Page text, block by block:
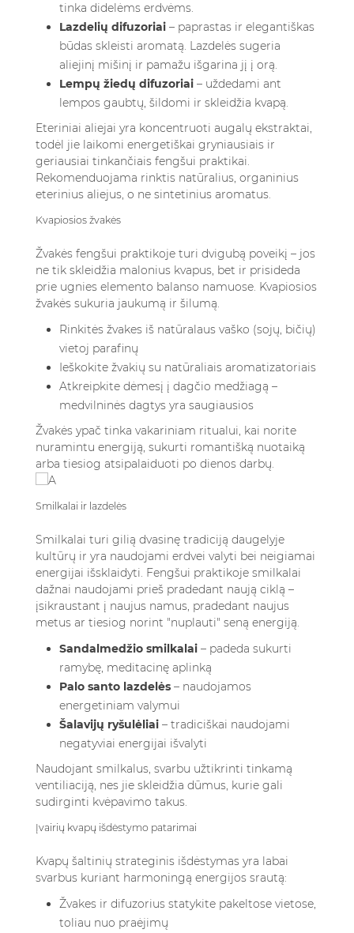
tinka didelėms erdvėms.
Lazdelių difuzoriai – paprastas ir elegantiškas
būdas skleisti aromatą. Lazdelės sugeria
aliejinį mišinį ir pamažu išgarina jį į orą.
Lempų žiedų difuzoriai – uždedami ant
lempos gaubtų, šildomi ir skleidžia kvapą.
Eteriniai aliejai yra koncentruoti augalų ekstraktai,
todėl jie laikomi energetiškai gryniausiais ir
geriausiai tinkančiais fengšui praktikai.
Rekomenduojama rinktis natūralius, organinius
eterinius aliejus, o ne sintetinius aromatus.
Kvapiosios žvakės
Žvakės fengšui praktikoje turi dvigubą poveikį – jos
ne tik skleidžia malonius kvapus, bet ir prisideda
prie ugnies elemento balanso namuose. Kvapiosios
žvakės sukuria jaukumą ir šilumą.
Rinkitės žvakes iš natūralaus vaško (sojų, bičių)
vietoj parafinų
Ieškokite žvakių su natūraliais aromatizatoriais
Atkreipkite dėmesį į dagčio medžiagą –
medvilninės dagtys yra saugiausios
Žvakės ypač tinka vakariniam ritualui, kai norite
nuramintu energiją, sukurti romantišką nuotaiką
arba tiesiog atsipalaiduoti po dienos darbų.
Smilkalai ir lazdelės
Smilkalai turi gilią dvasinę tradiciją daugelyje
kultūrų ir yra naudojami erdvei valyti bei neigiamai
energijai išsklaidyti. Fengšui praktikoje smilkalai
dažnai naudojami prieš pradedant naują ciklą –
įsikraustant į naujus namus, pradedant naujus
metus ar tiesiog norint "nuplauti" seną energiją.
Sandalmedžio smilkalai – padeda sukurti
ramybę, meditacinę aplinką
Palo santo lazdelės – naudojamos
energetiniam valymui
Šalavijų ryšulėliai – tradiciškai naudojami
negatyviai energijai išvalyti
Naudojant smilkalus, svarbu užtikrinti tinkamą
ventiliaciją, nes jie skleidžia dūmus, kurie gali
sudirginti kvėpavimo takus.
Įvairių kvapų išdėstymo patarimai
Kvapų šaltinių strateginis išdėstymas yra labai
svarbus kuriant harmoningą energijos srautą:
Žvakes ir difuzorius statykite pakeltose vietose,
toliau nuo praėjimų